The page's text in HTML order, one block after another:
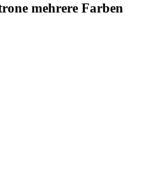
mehrere Farben